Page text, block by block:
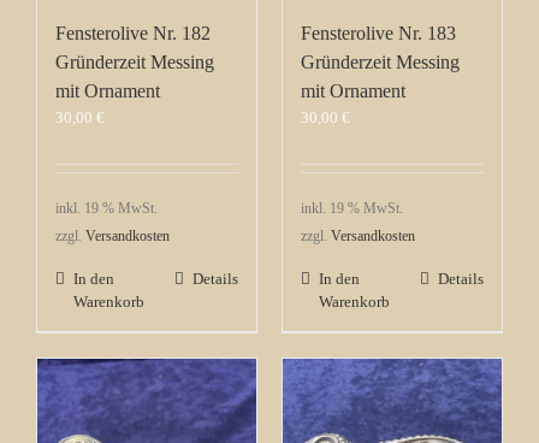
Fensterolive Nr. 182
Gründerzeit Messing
mit Ornament
30,00 €
inkl. 19 % MwSt.
zzgl. Versandkosten
In den
Warenkorb
Details
Fensterolive Nr. 183
Gründerzeit Messing
mit Ornament
30,00 €
inkl. 19 % MwSt.
zzgl. Versandkosten
In den
Warenkorb
Details